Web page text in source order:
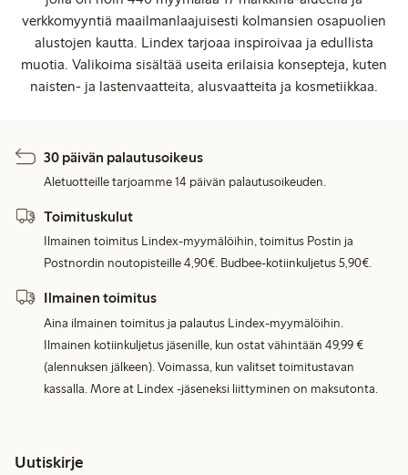
verkkomyyntiä maailmanlaajuisesti kolmansien osapuolien
alustojen kautta. Lindex tarjoaa inspiroivaa ja edullista
muotia. Valikoima sisältää useita erilaisia konsepteja, kuten
naisten- ja lastenvaatteita, alusvaatteita ja kosmetiikkaa.
30 päivän palautusoikeus
Aletuotteille tarjoamme 14 päivän palautusoikeuden.
Toimituskulut
Ilmainen toimitus Lindex-myymälöihin, toimitus Postin ja
Postnordin noutopisteille 4,90€. Budbee-kotiinkuljetus 5,90€.
Ilmainen toimitus
Aina ilmainen toimitus ja palautus Lindex-myymälöihin.
Ilmainen kotiinkuljetus jäsenille, kun ostat vähintään 49,99 €
(alennuksen jälkeen). Voimassa, kun valitset toimitustavan
kassalla. More at Lindex -jäseneksi liittyminen on maksutonta.
Uutiskirje